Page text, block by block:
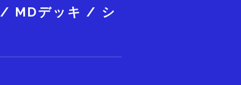
MDデッキ / シ